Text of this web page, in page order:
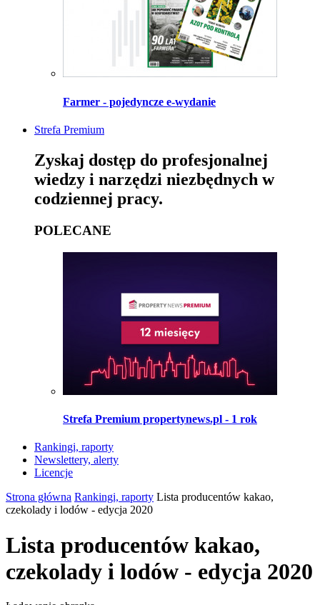
Farmer - pojedyncze e-wydanie
Strefa Premium
Zyskaj dostęp do profesjonalnej
wiedzy i narzędzi niezbędnych w
codziennej pracy.
POLECANE
Strefa Premium propertynews.pl - 1 rok
Rankingi, raporty
Newslettery, alerty
Licencje
Strona główna Rankingi, raporty Lista producentów kakao,
czekolady i lodów - edycja 2020
Lista producentów kakao,
czekolady i lodów - edycja 2020